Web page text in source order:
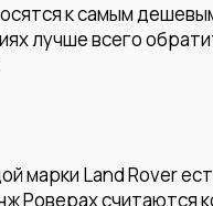
к самым
лучше всего
марки Land Rover
Роверах считаются